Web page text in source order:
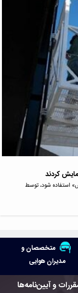
کردند
استفاده شود، توسط
متخصصان و
مدیران هوایی
و آیین‌نامه‌ها